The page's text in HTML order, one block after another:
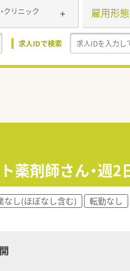
クリニック 雇用形
求人IDで検索
剤師さん・週2
なし(ほぼなし含む) 転勤なし